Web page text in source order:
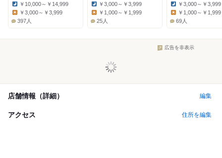
Dinner:
￥10,000～￥14,999
￥3,000～￥3,999
397人
Dinner:
￥3,000～￥3,999
Lunch:
￥1,000～￥1,999
25人
Dinner:
￥3,000～￥3,999
Lunch:
￥1,000～￥1,999
69人
広告を非表示
店舗情報（詳細） 編集
アクセス 住所を編集